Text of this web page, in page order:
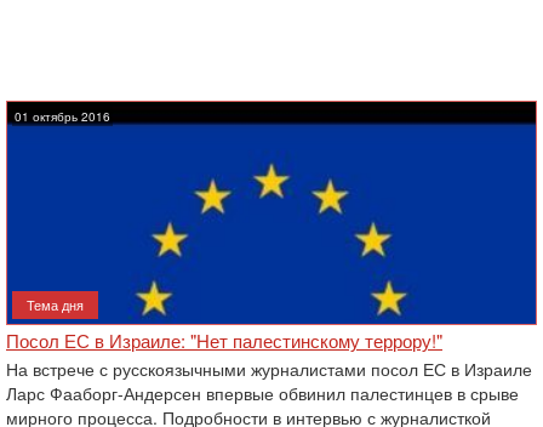
01 октябрь 2016
Тема дня
Посол ЕС в Израиле: "Нет палестинскому террору!"
На встрече с русскоязычными журналистами посол ЕС в Израиле
Ларс Фааборг-Андерсен впервые обвинил палестинцев в срыве
мирного процесса. Подробности в интервью с журналисткой